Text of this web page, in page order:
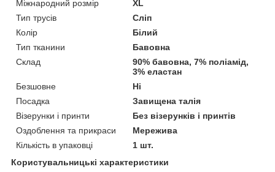
Міжнародний розмір
XL
Тип трусів
Сліп
Колір
Білий
Тип тканини
Бавовна
Склад
90% бавовна, 7% поліамід,
3% еластан
Безшовне
Ні
Посадка
Завищена талія
Візерунки і принти
Без візерунків і принтів
Оздоблення та прикраси
Мережива
Кількість в упаковці
1 шт.
Користувальницькі характеристики